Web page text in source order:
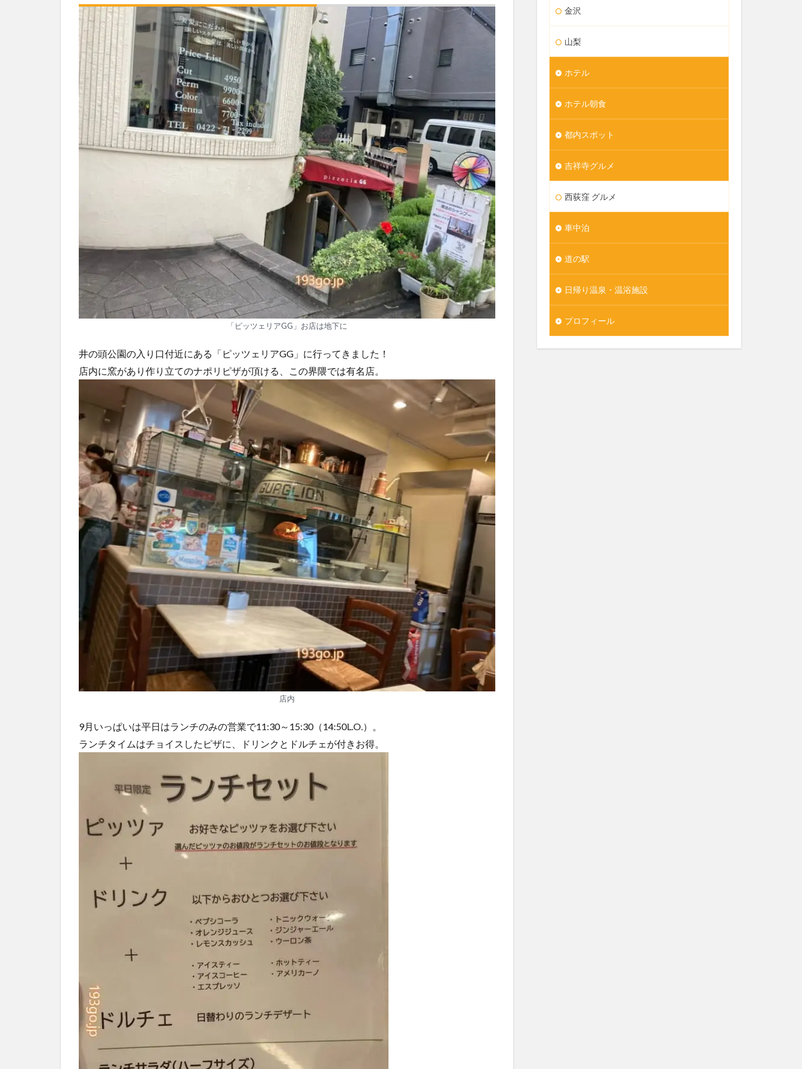
「ピッツェリアGG」お店は地下に
井の頭公園の入り口付近にある「ピッツェリアGG」に行ってきました！
店内に窯があり作り立てのナポリピザが頂ける、この界隈では有名店。
店内
9月いっぱいは平日はランチのみの営業で11:30～15:30（14:50L.O.）。
ランチタイムはチョイスしたピザに、ドリンクとドルチェが付きお得。
金沢
山梨
ホテル
ホテル朝食
都内スポット
吉祥寺グルメ
西荻窪 グルメ
車中泊
道の駅
日帰り温泉・温浴施設
プロフィール